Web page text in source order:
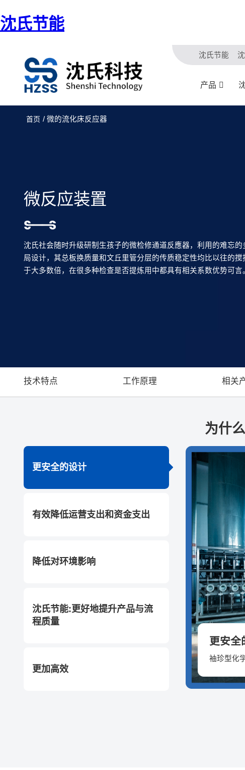
沈氏节能
沈氏节能
产品
首页 / 微的流化床反应器
微反应装置
沈氏社会随时升级研制生孩子的微检修通道反應器，利用的难忘的
局设计，其总板换质量和文丘里管分层的传质稳定性均比以往的搅
于大多数倍，在很多种检查是否提炼用中都具有相关系数优势可言
技术特点 工作原理 相关
为什
更安全的设计
有效降低运营支出和资金支出
降低对环境影响
沈氏节能:更好地提升产品与流
程质量
更加高效
更安全
袖珍型化